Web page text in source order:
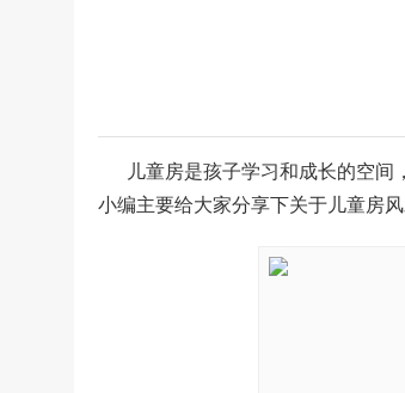
儿童房是孩子学习和成长的空
小编主要给大家分享下关于 儿童房